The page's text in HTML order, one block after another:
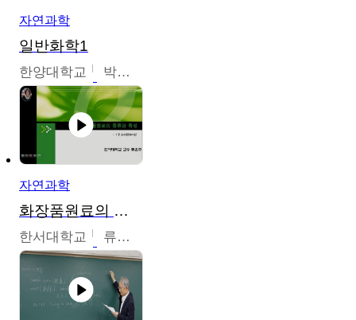
자연과학
일반화학1
한양대학교 박경호
자연과학
화장품원료의 종류와 특성
한서대학교 류은주